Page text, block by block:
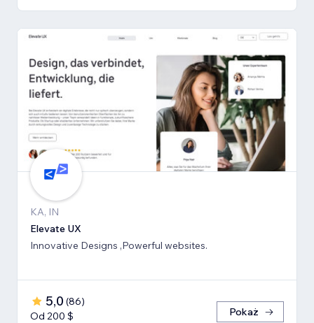
KA, IN
Elevate UX
Innovative Designs ,Powerful websites.
5,0 (86)
Od 200 $
Pokaż